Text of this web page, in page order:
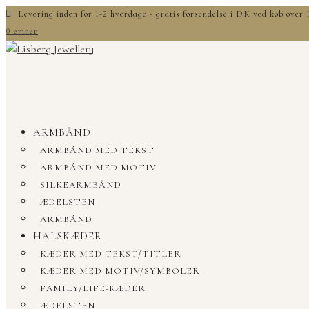
Levering inden for 1-2 hverdage - gratis forsendelse i DK ved køb
0 emner
ARMBÅND
ARMBÅND MED TEKST
ARMBÅND MED MOTIV
SILKEARMBÅND
ÆDELSTEN
ARMBÅND
HALSKÆDER
KÆDER MED TEKST/TITLER
KÆDER MED MOTIV/SYMBOLER
FAMILY/LIFE-KÆDER
ÆDELSTEN